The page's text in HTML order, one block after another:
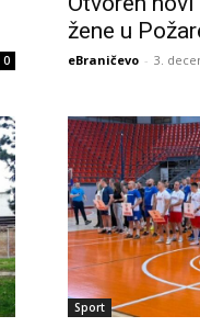
0
žene u
eBraničevo - 3.
Sport